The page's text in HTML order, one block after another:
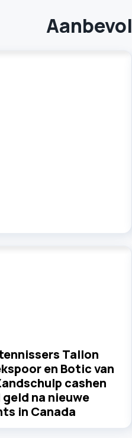
Tallon
en Botic van
cashen
geld na nieuwe
in Canada